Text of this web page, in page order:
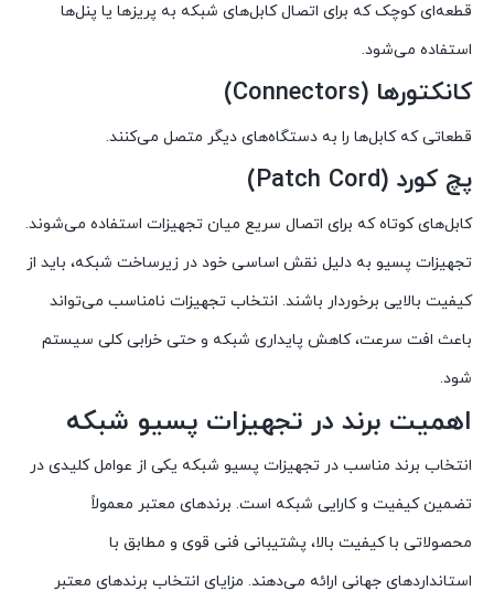
قطعه‌ای کوچک که برای اتصال کابل‌های شبکه به پریزها یا پنل‌ها
استفاده می‌شود.
کانکتورها (Connectors)
قطعاتی که کابل‌ها را به دستگاه‌های دیگر متصل می‌کنند.
پچ کورد (Patch Cord)
کابل‌های کوتاه که برای اتصال سریع میان تجهیزات استفاده می‌شوند.
تجهیزات پسیو به دلیل نقش اساسی خود در زیرساخت شبکه، باید از
کیفیت بالایی برخوردار باشند. انتخاب تجهیزات نامناسب می‌تواند
باعث افت سرعت، کاهش پایداری شبکه و حتی خرابی کلی سیستم
شود.
اهمیت برند در تجهیزات پسیو شبکه
انتخاب برند مناسب در تجهیزات پسیو شبکه یکی از عوامل کلیدی در
تضمین کیفیت و کارایی شبکه است. برندهای معتبر معمولاً
محصولاتی با کیفیت بالا، پشتیبانی فنی قوی و مطابق با
استانداردهای جهانی ارائه می‌دهند. مزایای انتخاب برندهای معتبر